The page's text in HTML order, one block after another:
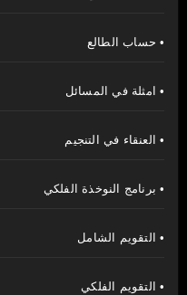
• حساب الطالع
• امثلة في المسائل
• العنقاء في التنجيم
• برنامج النوخذة الفلكي
• التقويم الشامل
• التقويم الفلكي